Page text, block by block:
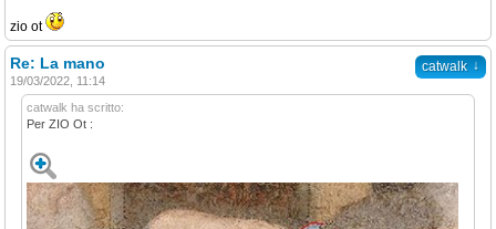
zio ot
catwalk ↓
Re: La mano
19/03/2022, 11:14
catwalk ha scritto:
Per ZIO Ot :